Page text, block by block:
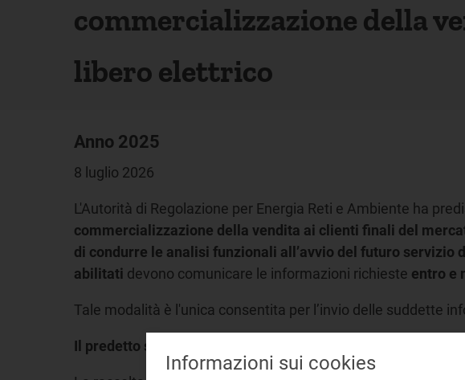
commercializzazione della
libero elettrico
Anno 2025
8 luglio 2026
L'Autorità di Regolazione per Energia Reti e Ambiente ha
commercializzazione della vendita ai clienti finali del
di condurre le analisi funzionali all’avvio del futuro
abilitati devono comunicare le informazioni richieste entro e
Tale modalità è l'unica consentita per l’invio delle suddette
Il predetto sistema ha già provveduto ad abilitare i soli
Informazioni sui cookies